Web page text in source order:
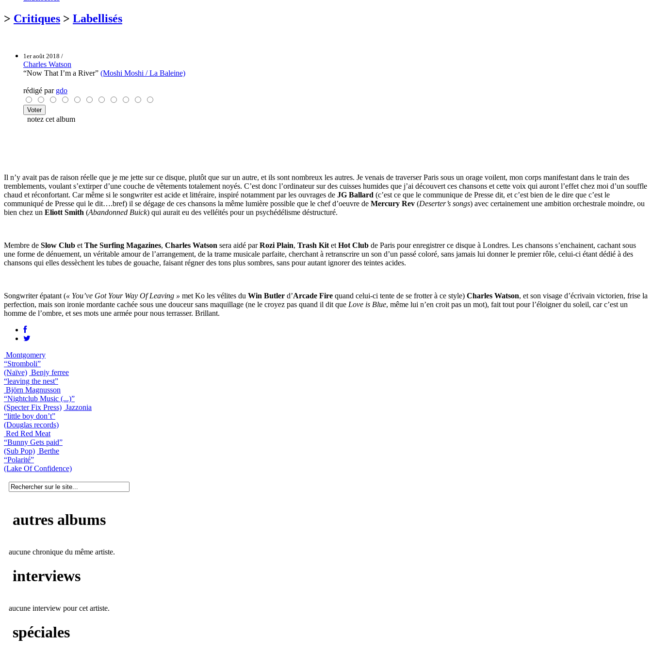
> Critiques > Labellisés
1er août 2018 /
Charles Watson
“Now That I’m a River” (Moshi Moshi / La Baleine)
rédigé par gdo
notez cet album
Il n’y avait pas de raison réelle que je me jette sur ce disque, plutôt que sur un autre, et ils sont nombreux les autres. Je venais de traverser Paris sous un orage voilent, mon corps manifestant dans le train des
tremblements, voulant s’extirper d’une couche de vêtements totalement noyés. C’est donc l’ordinateur sur des cuisses humides que j’ai découvert ces chansons et cette voix qui auront l’effet chez moi d’un souffle
chaud et réconfortant. Car même si le songwriter est acide et littéraire, inspiré notamment par les ouvrages de JG Ballard (c’est ce que le communique de Presse dit, et c’est bien de le dire que c’est le
communiqué de Presse qui le dit….bref) il se dégage de ces chansons la même lumière possible que le chef d’oeuvre de Mercury Rev (Deserter’s songs) avec certainement une ambition orchestrale moindre, ou
bien chez un Eliott Smith (Abandonned Buick) qui aurait eu des velléités pour un psychédélisme déstructuré.
Membre de Slow Club et The Surfing Magazines, Charles Watson sera aidé parRozi Plain, Trash Kit et Hot Club de Paris pour enregistrer ce disque à Londres. Les chansons s’enchainent, cachant sous
une forme de dénuement, un véritable amour de l’arrangement, de la trame musicale parfaite, cherchant à retranscrire un son d’un passé coloré, sans jamais lui donner le premier rôle, celui-ci étant dédié à des
chansons qui elles dessèchent les tubes de gouache, faisant régner des tons plus sombres, sans pour autant ignorer des teintes acides.
Songwriter épatant (« You’ve Got Your Way Of Leaving » met Ko les vélites du Win Butler d’Arcade Fire quand celui-ci tente de se frotter à ce style) Charles Watson, et son visage d’écrivain victorien, frise la
perfection, mais son ironie mordante cachée sous une douceur sans maquillage (ne le croyez pas quand il dit que Love is Blue, même lui n’en croit pas un mot), fait tout pour l’éloigner du soleil, car c’est un
homme de l’ombre, et ses mots une armée pour nous terrasser. Brillant.
Montgomery
“Stromboli”
(Naïve) Benjy ferree
“leaving the nest”
Björn Magnusson
“Nightclub Music (...)”
(Specter Fix Press) Jazzonia
“little boy don’t”
(Douglas records)
Red Red Meat
“Bunny Gets paid”
(Sub Pop) Berthe
“Polarité”
(Lake Of Confidence)
autres albums
aucune chronique du même artiste.
interviews
aucune interview pour cet artiste.
spéciales